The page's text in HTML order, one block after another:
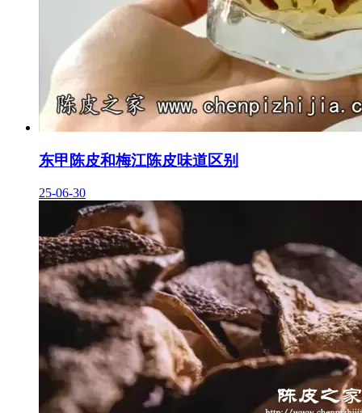
东甲陈皮和梅江陈皮味道区别
25-06-30